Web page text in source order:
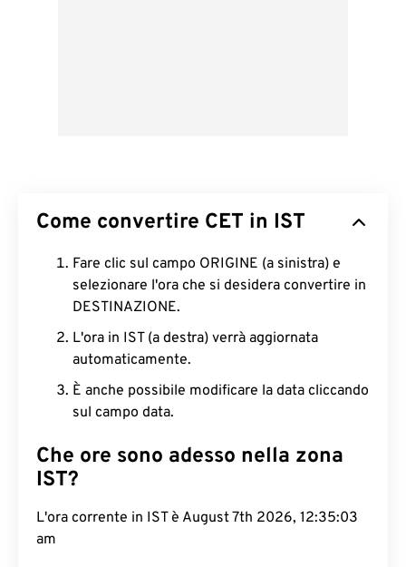
Come convertire CET in IST
Fare clic sul campo ORIGINE (a sinistra) e
selezionare l'ora che si desidera convertire in
DESTINAZIONE.
L'ora in IST (a destra) verrà aggiornata
automaticamente.
È anche possibile modificare la data cliccando
sul campo data.
Che ore sono adesso nella zona
IST?
L'ora corrente in IST è August 7th 2026, 12:35:04
am